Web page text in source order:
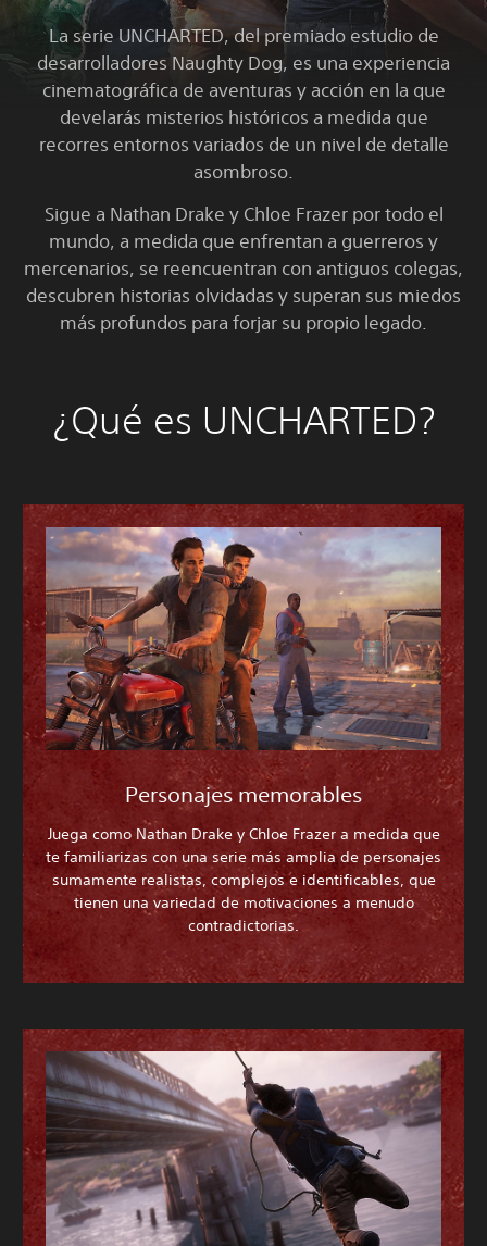
La serie UNCHARTED, del premiado estudio de
desarrolladores Naughty Dog, es una experiencia
cinematográfica de aventuras y acción en la que
develarás misterios históricos a medida que
recorres entornos variados de un nivel de detalle
asombroso.
Sigue a Nathan Drake y Chloe Frazer por todo el
mundo, a medida que enfrentan a guerreros y
mercenarios, se reencuentran con antiguos colegas,
descubren historias olvidadas y superan sus miedos
más profundos para forjar su propio legado.
¿Qué es UNCHARTED?
Personajes memorables
Juega como Nathan Drake y Chloe Frazer a medida que
te familiarizas con una serie más amplia de personajes
sumamente realistas, complejos e identificables, que
tienen una variedad de motivaciones a menudo
contradictorias.